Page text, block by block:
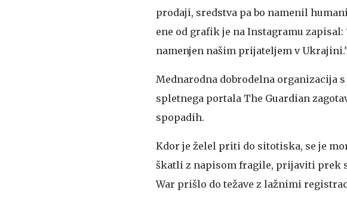
prodaji, sredstva pa bo namenil
ene od grafik je na Instagramu
namenjen našim prijateljem v
Mednarodna dobrodelna organizacija
spletnega portala The Guardian
spopadih.
Kdor je želel priti do sitotiska, se je
škatli z napisom fragile, prijaviti prek
War prišlo do težave z lažnimi